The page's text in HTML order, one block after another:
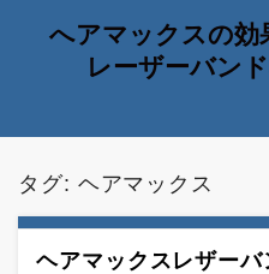
へアマックスの効
レーザーバン
タグ: ヘアマックス
ヘアマックスレザー